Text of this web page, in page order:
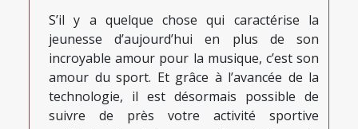
S’il y a quelque chose qui caractérise la
jeunesse d’aujourd’hui en plus de son
incroyable amour pour la musique, c’est son
amour du sport. Et grâce à l’avancée de la
technologie, il est désormais possible de
suivre de près votre activité sportive